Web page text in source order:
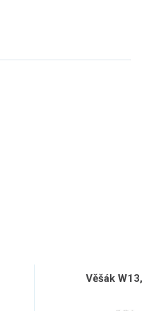
Věšák W13,